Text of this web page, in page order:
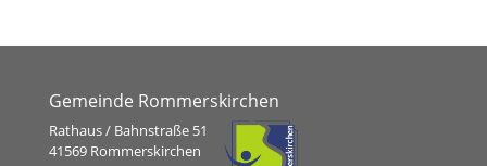
Gemeinde Rommerskirchen
Rathaus / Bahnstraße 51
41569 Rommerskirchen